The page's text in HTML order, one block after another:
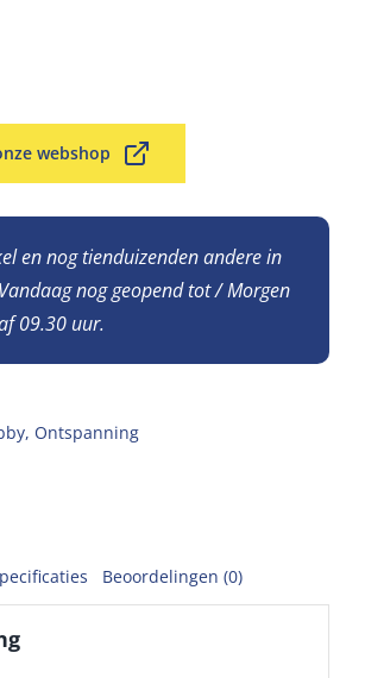
webshop
en nog tienduizenden andere in
nog geopend tot / Morgen
09.30 uur.
, Ontspanning
Beoordelingen (0)